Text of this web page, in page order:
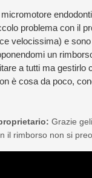
problema con il
velocissima) e
un
a tutti ma gestirlo
è cosa da poco,
consigliati
Grazie
il rimborso non si